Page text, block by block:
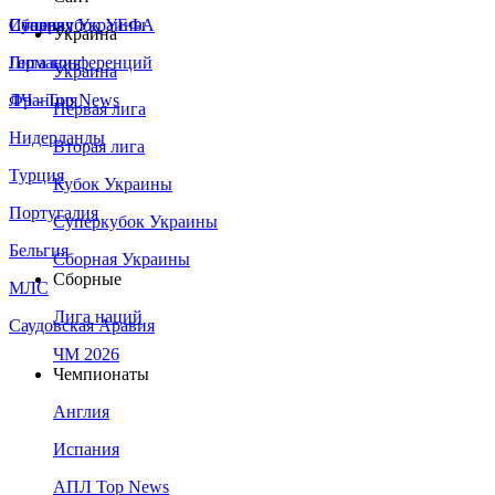
Сборная Украины
Италия
Германия
Франция
Нидерланды
Турция
Португалия
Бельгия
МЛС
Саудовская Аравия
Суперкубок УЕФА
Лига конференций
ЛЧ - Top News
Украина
Украина
Первая лига
Вторая лига
Кубок Украины
Суперкубок Украины
Сборная Украины
Сборные
Лига наций
ЧМ 2026
Чемпионаты
Англия
Испания
АПЛ Top News